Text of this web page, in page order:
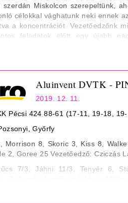
6) ill. 42 (Varga A. 11)
ill. 25 (Fegyverneky 5)
szerdán Miskolcon szerepeltünk,
célokkal vághatunk neki ennek
a koncentrációt. Vezetőedzőnk
feladatok előtt egy újabb
18:00, Kozármisleny Sportcsarnok
Aluinvent DVTK -
2019. 12. 11.
Pécsi 424 88-61 (17-11, 19-18,
Győrfy
Morrison 8, Skoric 3, Kiss 8,
2, Goree 25 Vezetőedző: Cziczás
7/3, Jáhni 11/3, Tenyér 6,